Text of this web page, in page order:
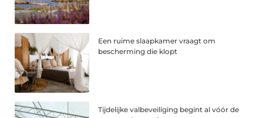
Een ruime slaapkamer vraagt om
bescherming die klopt
Tijdelijke valbeveiliging begint al vóór de